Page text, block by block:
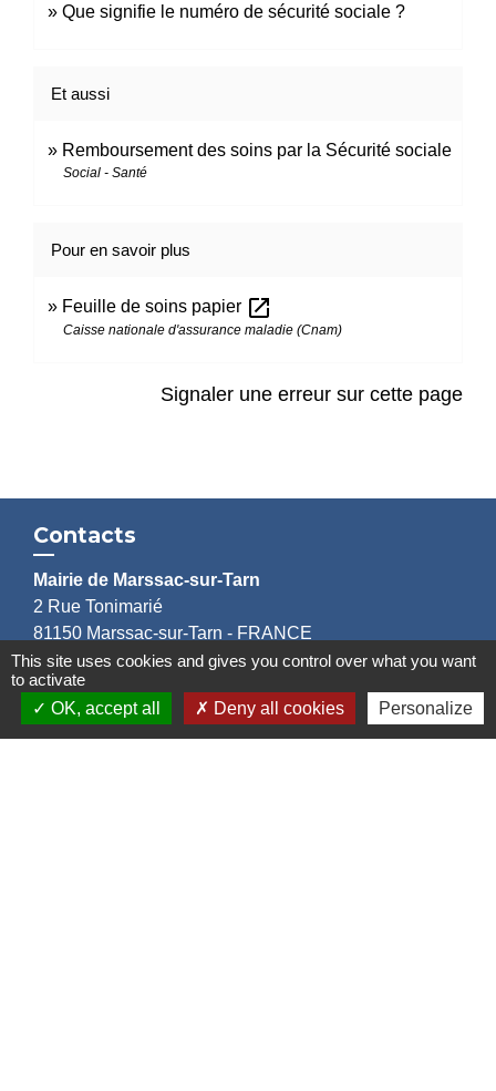
Que signifie le numéro de sécurité sociale ?
Et aussi
Remboursement des soins par la Sécurité sociale
Social - Santé
Pour en savoir plus
Feuille de soins papier open_in_new
Caisse nationale d'assurance maladie (Cnam)
Signaler une erreur sur cette page
Contacts
Mairie de Marssac-sur-Tarn
2 Rue Tonimarié
81150 Marssac-sur-Tarn - FRANCE
+33 5 63 55 40 47
accueil@marssac-sur-tarn.fr
Lien vers les HORAIRES et CONTACTS
This site uses cookies and gives you control over what you want
to activate
OK, accept all
Deny all cookies Personalize